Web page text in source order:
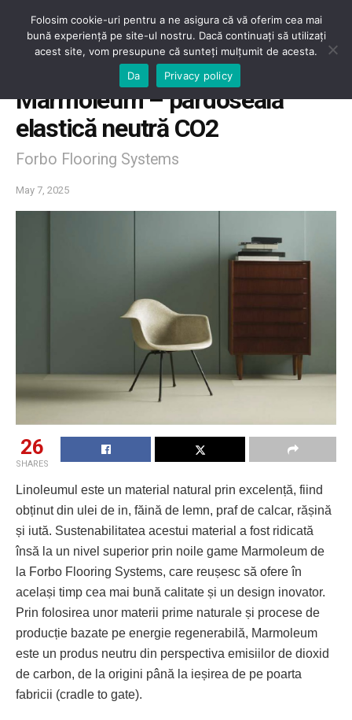
Marmoleum – pardoseală
elastică neutră CO2
Forbo Flooring Systems
May 7, 2025
26
SHARES
Linoleumul este un material natural prin excelență, fiind
obținut din ulei de in, făină de lemn, praf de calcar, rășină
și iută. Sustenabilitatea acestui material a fost ridicată
însă la un nivel superior prin noile game Marmoleum de
la Forbo Flooring Systems, care reușesc să ofere în
același timp cea mai bună calitate și un design inovator.
Prin folosirea unor materii prime naturale și procese de
producție bazate pe energie regenerabilă, Marmoleum
este un produs neutru din perspectiva emisiilor de dioxid
de carbon, de la origini până la ieșirea de pe poarta
fabricii (cradle to gate).
Folosim cookie-uri pentru a ne asigura că vă oferim cea mai
bună experiență pe site-ul nostru. Dacă continuați să utilizați
acest site, vom presupune că sunteți mulțumit de acesta.
Da
Privacy policy